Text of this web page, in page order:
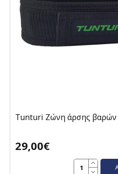
Tunturi Ζώνη άρσης βαρών
29,00€